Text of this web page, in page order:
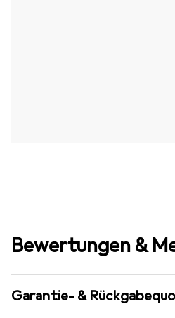
Bewertungen &
Garantie- &